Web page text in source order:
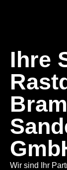
Ihre
Wir sind Ihr